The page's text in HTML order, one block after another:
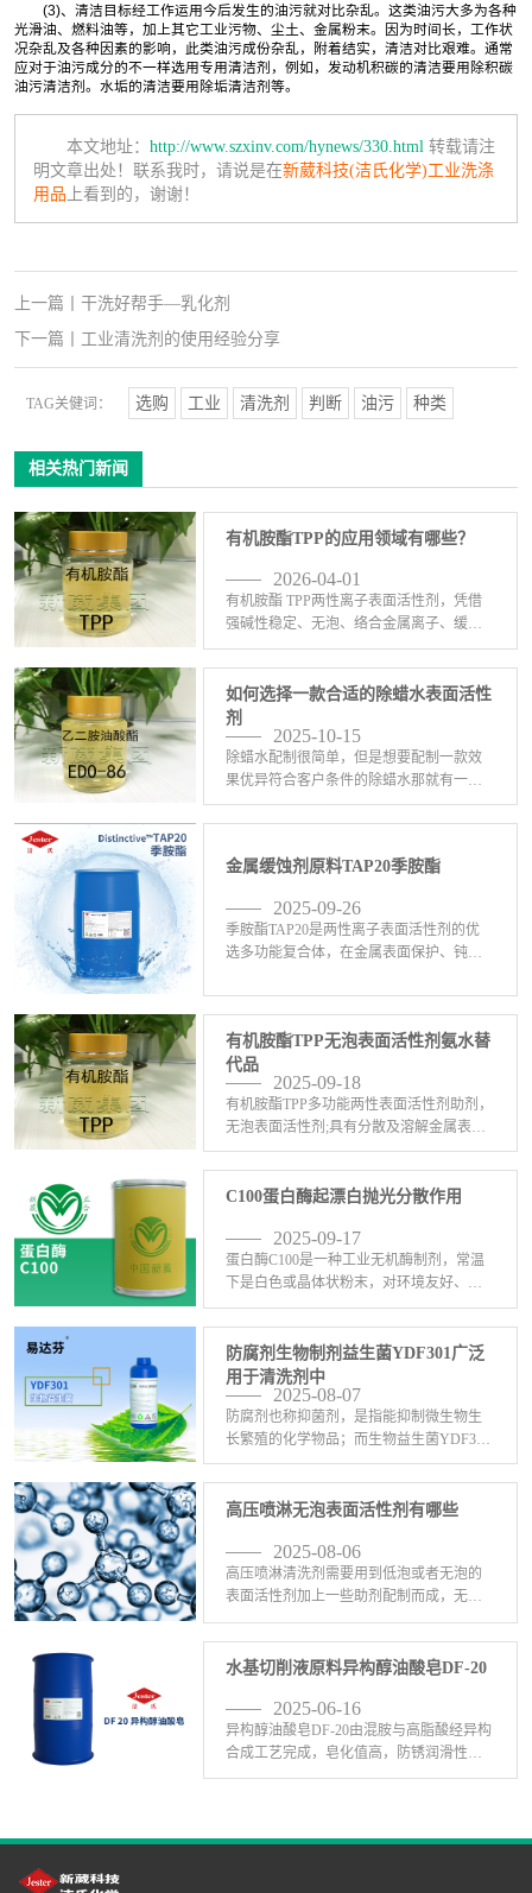
(3)、清洁目标经工作运用今后发生的油污就对比杂乱。这类油污大多为各种
光滑油、燃料油等，加上其它工业污物、尘土、金属粉末。因为时间长，工作状
况杂乱及各种因素的影响，此类油污成份杂乱，附着结实，清洁对比艰难。通常
应对于油污成分的不一样选用专用清洁剂，例如，发动机积碳的清洁要用除积碳
油污清洁剂。水垢的清洁要用除垢清洁剂等。
本文地址： http://www.szxinv.com/hynews/330.html 转载请注
明文章出处！联系我时，请说是在新葳科技(洁氏化学)工业洗涤
用品 上看到的，谢谢！
上一篇
干洗好帮手—乳化剂
下一篇
工业清洗剂的使用经验分享
TAG关健词： 选购 工业 清洗剂 判断 油污 种类
相关热门新闻
有机胺酯TPP的应用领域有哪些？
2026-04-01
有机胺酯 TPP两性离子表面活性剂，凭借
强碱性稳定、无泡、络合金属离子、缓蚀
阻垢等特点，主要应用在这些领域：1、工
业清洗：无泡喷淋清洗、碱性除油、除蜡
水、超声波清洗、金属脱脂，尤其适合精
密五金、铝材、 <-查看详情>
如何选择一款合适的除蜡水表面活性
剂
2025-10-15
除蜡水配制很简单，但是想要配制一款效
果优异符合客户条件的除蜡水那就有一定
的难度了。配制除蜡水的原料五花八门，
比如异构醇油酸皂DF-20，6501，C13异丙
查看详情>
金属缓蚀剂原料TAP20季胺酯
2025-09-26
季胺酯TAP20是两性离子表面活性剂的优
选多功能复合体，在金属表面保护、钝
合、PH值缓冲等工业生产方面发挥积极作
用；金属缓蚀率可达95%以上，有效隔离
C、S0,等腐 <-查看详情>
有机胺酯TPP无泡表面活性剂氨水替
代品
2025-09-18
有机胺酯TPP多功能两性表面活性剂助剂，
无泡表面活性剂;具有分散及溶解金属表面
氧化皮双重作用，是氨水、三乙醇胺或其
他碱性胺类化学原料的替代品，有稳定产
品PH值的作用。有机胺酯TPP有络合、清
C100蛋白酶起漂白抛光分散作用
2025-09-17
蛋白酶C100是一种工业无机酶制剂，常温
下是白色或晶体状粉末，对环境友好、无
磷、不含重金属元素它是一种对黑色金
属、有色金属都有很好的络合增亮，对金
属表面炭黑、黑灰有极强的溶解剥离作
用。蛋白酶C100用 <-查看详情>
防腐剂生物制剂益生菌YDF301广泛
用于清洗剂中
2025-08-07
防腐剂也称抑菌剂，是指能抑制微生物生
长繁殖的化学物品；而生物益生菌YDF301
由新葳公司生物科技部门研发的前沿生物
益生菌制剂，大量应用于于金属清洗剂、
中性除油剂、水基表面活性剂、水性切切
高压喷淋无泡表面活性剂有哪些
2025-08-06
高压喷淋清洗剂需要用到低泡或者无泡的
表面活性剂加上一些助剂配制而成，无泡
表面活性剂有哪些呢？1、无泡表面活性剂
C-201：C-201无泡表面活性剂(聚乙烯醇醚)
是一种醇醚类无泡乳化剂，在绿色工业用
水基切削液原料异构醇油酸皂DF-20
2025-06-16
异构醇油酸皂DF-20由混胺与高脂酸经异构
合成工艺完成，皂化值高，防锈润滑性优
异，在工业金属表面处理剂中发挥着不可
液使用中优于三 <-查看详情>